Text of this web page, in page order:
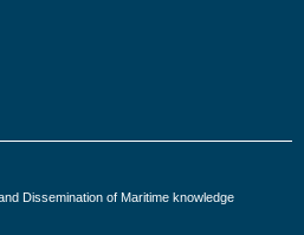
Dissemination of Maritime knowledge